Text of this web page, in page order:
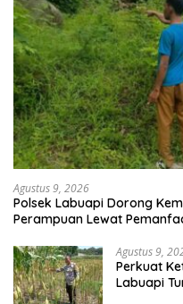
Agustus 9, 2026
Polsek Labuapi Dorong
Perampuan Lewat
Agustus 9,
Perkuat
Labuapi